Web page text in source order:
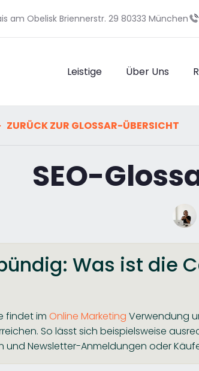
am Obelisk Briennerstr. 29 80333 München
Leistige Über Uns
ZURÜCK ZUR GLOSSAR-ÜBERSICHT
SEO-
Was ist die
findet im Online Marketing Verwendung
So lässt sich beispielsweise
und Newsletter-Anmeldungen oder